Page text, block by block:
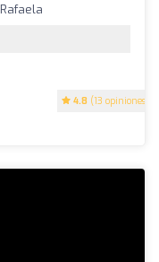
4.8 (13 opiniones)